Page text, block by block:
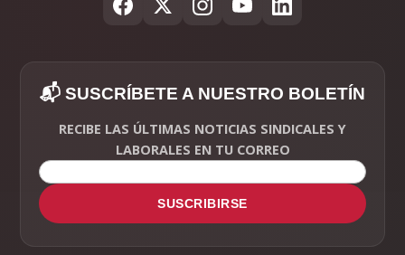
📬 SUSCRÍBETE A NUESTRO BOLETÍN
RECIBE LAS ÚLTIMAS NOTICIAS SINDICALES Y
LABORALES EN TU CORREO
SUSCRIBIRSE